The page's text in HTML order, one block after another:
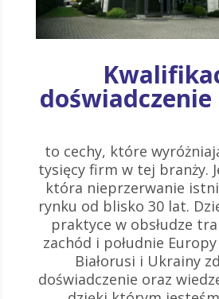
to cechy, które
tysięcy firm w tej branży.
która nieprzerwanie
rynku od blisko 30 lat.
praktyce w obsłudze
zachód i południe
Białorusi i Ukrainy
doświadczenie oraz